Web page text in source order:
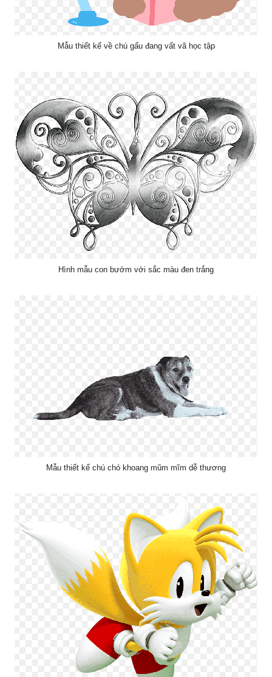
Mẫu thiết kế về chú gấu đang vất vã học tập
Hình mẫu con bướm với sắc màu đen trắng
Mẫu thiết kế chú chó khoang mũm mĩm dễ thương